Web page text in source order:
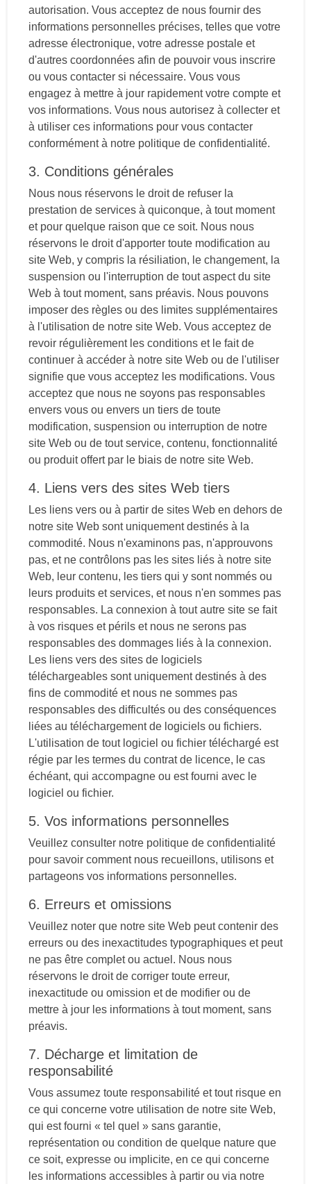
autorisation. Vous acceptez de nous fournir des
informations personnelles précises, telles que votre
adresse électronique, votre adresse postale et
d'autres coordonnées afin de pouvoir vous inscrire
ou vous contacter si nécessaire. Vous vous
engagez à mettre à jour rapidement votre compte et
vos informations. Vous nous autorisez à collecter et
à utiliser ces informations pour vous contacter
conformément à notre politique de confidentialité.
3. Conditions générales
Nous nous réservons le droit de refuser la
prestation de services à quiconque, à tout moment
et pour quelque raison que ce soit. Nous nous
réservons le droit d'apporter toute modification au
site Web, y compris la résiliation, le changement, la
suspension ou l'interruption de tout aspect du site
Web à tout moment, sans préavis. Nous pouvons
imposer des règles ou des limites supplémentaires
à l'utilisation de notre site Web. Vous acceptez de
revoir régulièrement les conditions et le fait de
continuer à accéder à notre site Web ou de l'utiliser
signifie que vous acceptez les modifications. Vous
acceptez que nous ne soyons pas responsables
envers vous ou envers un tiers de toute
modification, suspension ou interruption de notre
site Web ou de tout service, contenu, fonctionnalité
ou produit offert par le biais de notre site Web.
4. Liens vers des sites Web tiers
Les liens vers ou à partir de sites Web en dehors de
notre site Web sont uniquement destinés à la
commodité. Nous n'examinons pas, n'approuvons
pas, et ne contrôlons pas les sites liés à notre site
Web, leur contenu, les tiers qui y sont nommés ou
leurs produits et services, et nous n'en sommes pas
responsables. La connexion à tout autre site se fait
à vos risques et périls et nous ne serons pas
responsables des dommages liés à la connexion.
Les liens vers des sites de logiciels
téléchargeables sont uniquement destinés à des
fins de commodité et nous ne sommes pas
responsables des difficultés ou des conséquences
liées au téléchargement de logiciels ou fichiers.
L'utilisation de tout logiciel ou fichier téléchargé est
régie par les termes du contrat de licence, le cas
échéant, qui accompagne ou est fourni avec le
logiciel ou fichier.
5. Vos informations personnelles
Veuillez consulter notre politique de confidentialité
pour savoir comment nous recueillons, utilisons et
partageons vos informations personnelles.
6. Erreurs et omissions
Veuillez noter que notre site Web peut contenir des
erreurs ou des inexactitudes typographiques et peut
ne pas être complet ou actuel. Nous nous
réservons le droit de corriger toute erreur,
inexactitude ou omission et de modifier ou de
mettre à jour les informations à tout moment, sans
préavis.
7. Décharge et limitation de
responsabilité
Vous assumez toute responsabilité et tout risque en
ce qui concerne votre utilisation de notre site Web,
qui est fourni « tel quel » sans garantie,
représentation ou condition de quelque nature que
ce soit, expresse ou implicite, en ce qui concerne
les informations accessibles à partir ou via notre